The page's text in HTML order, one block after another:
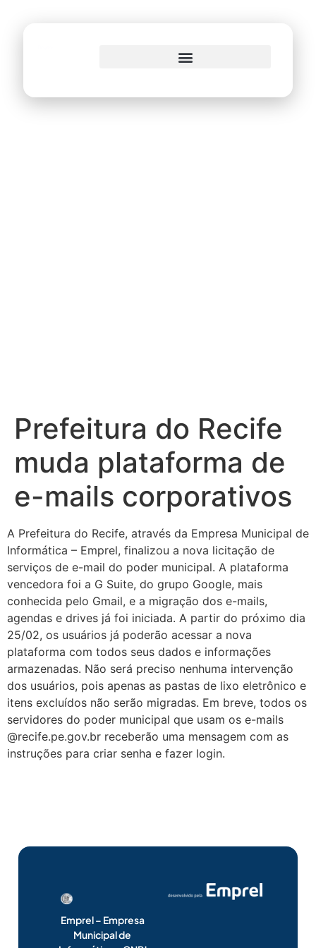
Prefeitura do Recife
muda plataforma de
e-mails corporativos
A Prefeitura do Recife, através da Empresa Municipal de
Informática – Emprel, finalizou a nova licitação de
serviços de e-mail do poder municipal. A plataforma
vencedora foi a G Suite, do grupo Google, mais
conhecida pelo Gmail, e a migração dos e-mails,
agendas e drives já foi iniciada. A partir do próximo dia
25/02, os usuários já poderão acessar a nova
plataforma com todos seus dados e informações
armazenadas. Não será preciso nenhuma intervenção
dos usuários, pois apenas as pastas de lixo eletrônico e
itens excluídos não serão migradas. Em breve, todos os
servidores do poder municipal que usam os e-mails
@recife.pe.gov.br receberão uma mensagem com as
instruções para criar senha e fazer login.
Emprel – Empresa
Municipal de